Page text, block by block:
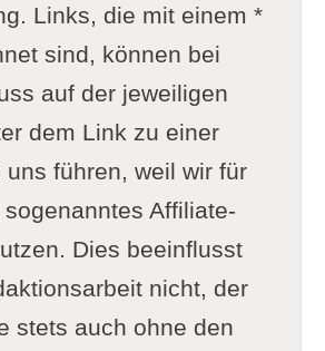
Links, die mit einem *
sind, können bei
auf der jeweiligen
dem Link zu einer
uns führen, weil wir für
Affiliate-
Dies beeinflusst
nicht, der
stets auch ohne den